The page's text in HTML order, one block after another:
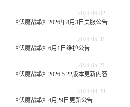
2026-06-02
《伏魔战歌》2026年8月3日关服公告
2026-05-31
《伏魔战歌》6月1日维护公告
2026-05-21
《伏魔战歌》2026.5.22版本更新内容
2026-04-28
《伏魔战歌》4月29日更新公告